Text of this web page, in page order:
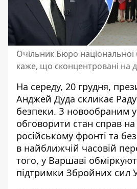
Очільник Бюро
каже, що сконцентровані на
На середу, 20 грудня,
Анджей Дуда скликає
безпеки. З новообраним
обговорити стан справ на
російському фронті та
в найближчій часовій
того, у Варшаві
підтримки Збройних сил